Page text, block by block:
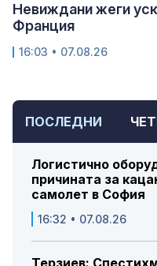
ПОСЛЕДНИ
Логистично
причината за
самолет в София
16:32 • 07.08.26
Невиждани жеги
Франция
16:03 • 07.08.26